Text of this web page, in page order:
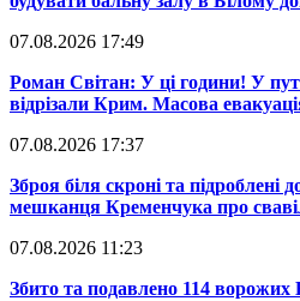
07.08.2026 17:49
​Роман Світан: У ці години! У
відрізали Крим. Масова
07.08.2026 17:37
​Зброя біля скроні та підроблені
мешканця Кременчука про
07.08.2026 11:23
​Збито та подавлено 114